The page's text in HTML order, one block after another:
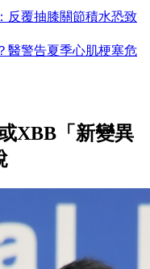
反覆抽膝關節積水恐致
醫警告夏季心肌梗塞危
XBB「新變異